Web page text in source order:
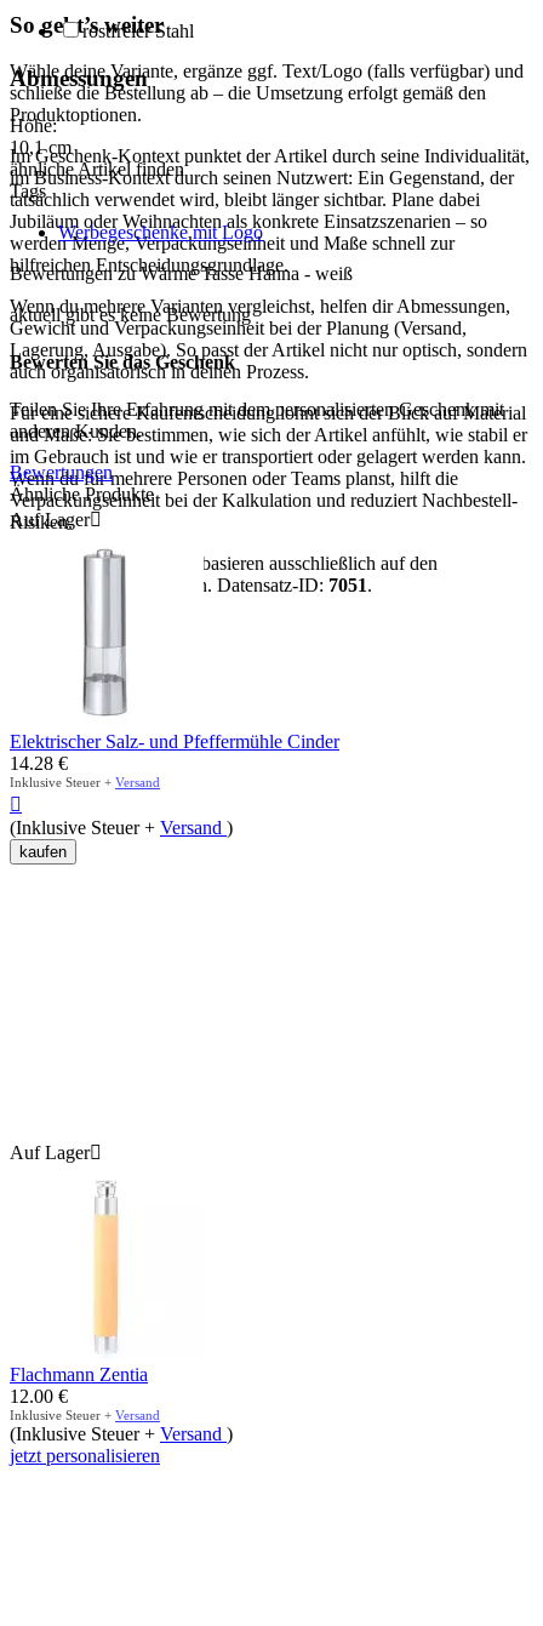
So geht’s weiter
Wähle deine Variante, ergänze ggf. Text/Logo (falls verfügbar) und
schließe die Bestellung ab – die Umsetzung erfolgt gemäß den
Produktoptionen.
Im Geschenk-Kontext punktet der Artikel durch seine Individualität,
im Business-Kontext durch seinen Nutzwert: Ein Gegenstand, der
tatsächlich verwendet wird, bleibt länger sichtbar. Plane dabei
Jubiläum oder Weihnachten als konkrete Einsatzszenarien – so
werden Menge, Verpackungseinheit und Maße schnell zur
hilfreichen Entscheidungsgrundlage.
Wenn du mehrere Varianten vergleichst, helfen dir Abmessungen,
Gewicht und Verpackungseinheit bei der Planung (Versand,
Lagerung, Ausgabe). So passt der Artikel nicht nur optisch, sondern
auch organisatorisch in deinen Prozess.
Für eine sichere Kaufentscheidung lohnt sich der Blick auf Material
und Maße: Sie bestimmen, wie sich der Artikel anfühlt, wie stabil er
im Gebrauch ist und wie er transportiert oder gelagert werden kann.
Wenn du für mehrere Personen oder Teams planst, hilft die
Verpackungseinheit bei der Kalkulation und reduziert Nachbestell-
Risiken.
Alle Aussagen basieren ausschließlich auf den
vorhandenen Artikeldaten. Datensatz-ID: 7051.
rostfreier Stahl
Abmessungen
Höhe:
10,1cm
ähnliche Artikel finden
Tags
Werbegeschenke mit Logo
Bewertungen zu Wärme Tasse Hanna - weiß
aktuell gibt es keine Bewertung
Bewerten Sie das Geschenk
Teilen Sie Ihre Erfahrung mit dem personalisierten Geschenk mit
anderen Kunden.
Bewertungen
Ähnliche Produkte
Auf Lager
Elektrischer Salz- und Pfeffermühle Cinder
14.28 €
Inklusive Steuer + Versand

(Inklusive Steuer + Versand )
kaufen
Auf Lager
Flachmann Zentia
12.00 €
Inklusive Steuer + Versand
(Inklusive Steuer + Versand )
jetzt personalisieren